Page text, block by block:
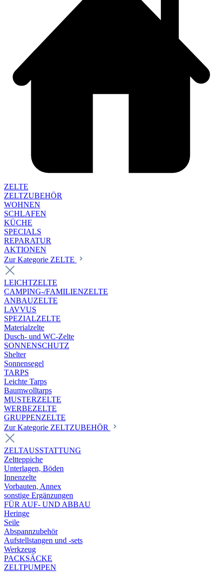
ZELTE
ZELTZUBEHÖR
WOHNEN
SCHLAFEN
KÜCHE
SPECIALS
REPARATUR
AKTIONEN
Zur Kategorie ZELTE
LEICHTZELTE
CAMPING-/FAMILIENZELTE
ANBAUZELTE
LAVVUS
SPEZIALZELTE
Materialzelte
Dusch- und WC-Zelte
SONNENSCHUTZ
Shelter
Sonnensegel
TARPS
Leichte Tarps
Baumwolltarps
MUSTERZELTE
WERBEZELTE
GRUPPENZELTE
Zur Kategorie ZELTZUBEHÖR
ZELTAUSSTATTUNG
Zeltteppiche
Unterlagen, Böden
Innenzelte
Vorbauten, Annex
sonstige Ergänzungen
FÜR AUF- UND ABBAU
Heringe
Seile
Abspannzubehör
Aufstellstangen und -sets
Werkzeug
PACKSÄCKE
ZELTPUMPEN